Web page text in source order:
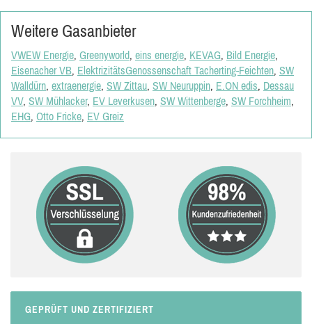
Weitere Gasanbieter
VWEW Energie, Greenyworld, eins energie, KEVAG, Bild Energie,
Eisenacher VB, ElektrizitätsGenossenschaft Tacherting-Feichten, SW
Walldürn, extraenergie, SW Zittau, SW Neuruppin, E.ON edis, Dessau
VV, SW Mühlacker, EV Leverkusen, SW Wittenberge, SW Forchheim,
EHG, Otto Fricke, EV Greiz
GEPRÜFT UND ZERTIFIZIERT